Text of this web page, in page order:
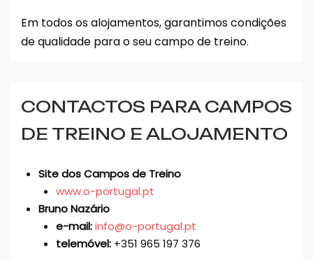
Em todos os alojamentos, garantimos condições
de qualidade para o seu campo de treino.
CONTACTOS PARA CAMPOS
DE TREINO E ALOJAMENTO
Site dos Campos de Treino
www.o-portugal.pt
Bruno Nazário
e-mail:info@o-portugal.pt
telemóvel: +351 965 197 376